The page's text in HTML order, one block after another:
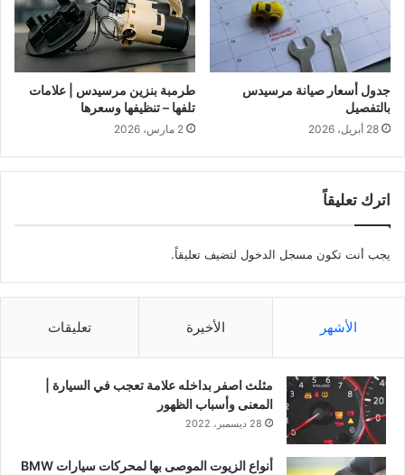
جدول أسعار صيانة مرسيدس
بالتفصيل
28 أبريل، 2026
طرمبة بنزين مرسيدس | علامات
تلفها – تنظيفها وسعرها
2 مارس، 2026
اترك تعليقاً
يجب أنت تكون مسجل الدخول لتضيف تعليقاً.
الأشهر الأخيرة تعليقات
مثلث اصفر بداخله علامة تعجب في السيارة |
المعنى وأسباب الظهور
28 ديسمبر، 2022
أنواع الزيوت الموصى بها لمحركات سيارات BMW